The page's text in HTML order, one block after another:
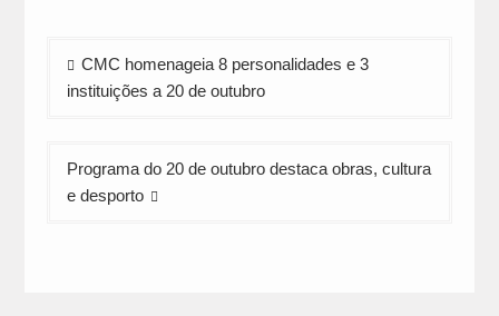
Navegação
de
CMC homenageia 8 personalidades e 3
instituições a 20 de outubro
Programa do 20 de outubro destaca obras, cultura
e desporto